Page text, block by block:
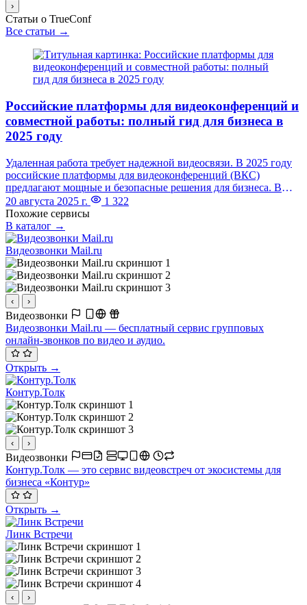
›
Статьи о TrueConf
Все статьи →
Российские платформы для видеоконференций и
совместной работы: полный гид для бизнеса в
2025 году
Удаленная работа требует надежной видеосвязи. В 2025 году
российские платформы для видеоконференций (ВКС)
предлагают мощные и безопасные решения для бизнеса. В
этом гиде мы рассмотрим ведущие отечественные сервисы:
TrueConf, МТС Линк, Сферум и Яндекс Телемост.
20 августа 2025 г.
1 322
Похожие сервисы
В каталог →
Видеозвонки Mail.ru
‹ ›
Видеозвонки
Видеозвонки Mail.ru — бесплатный сервис групповых
онлайн-звонков по видео и аудио.
Открыть →
Контур.Толк
‹ ›
Видеозвонки
Контур.Толк — это сервис видеовстреч от экосистемы для
бизнеса «Контур»
Открыть →
Линк Встречи
‹ ›